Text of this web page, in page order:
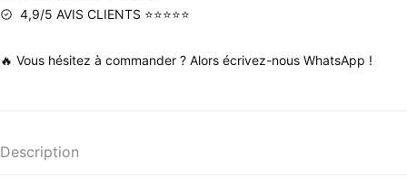
4,9/5 AVIS CLIENTS ⭐⭐⭐⭐⭐
🔥 Vous hésitez à commander ? Alors écrivez-nous WhatsApp !
Description